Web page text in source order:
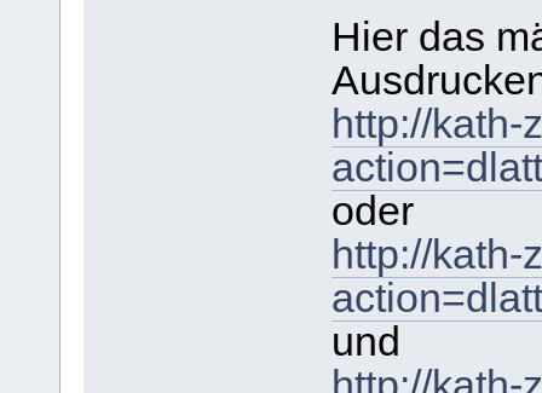
Hier das
http://kath-
oder
http://kath-
und